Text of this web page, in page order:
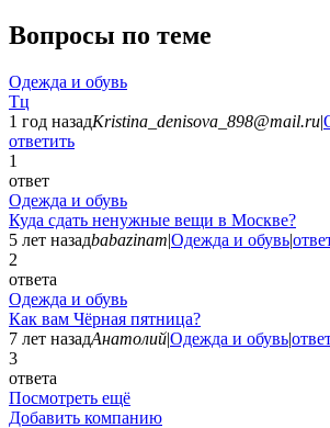
Вопросы по теме
Одежда и обувь
Тц
1 год назадKristina_denisova_898@mail.ru|
ответить
1
ответ
Одежда и обувь
Куда сдать ненужные вещи в Москве?
5 лет назадbabazinam|Одежда и обувь|
2
ответа
Одежда и обувь
Как вам Чёрная пятница?
7 лет назадАнатолий|Одежда и обувь|
3
ответа
Посмотреть ещё
Добавить компанию